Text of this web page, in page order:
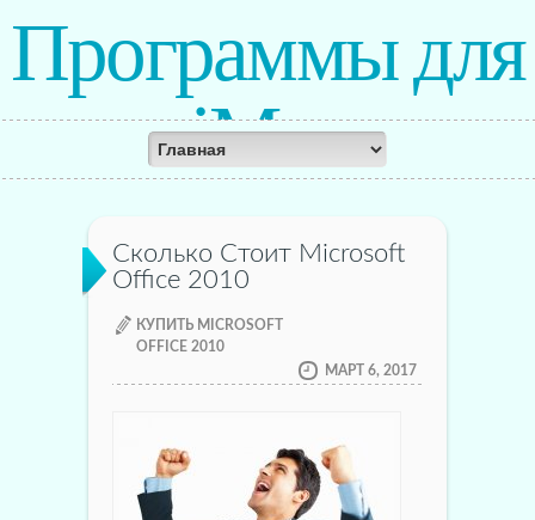
Программы для
iMac
Сколько Стоит Microsoft
Office 2010
КУПИТЬ MICROSOFT
OFFICE 2010
МАРТ 6, 2017